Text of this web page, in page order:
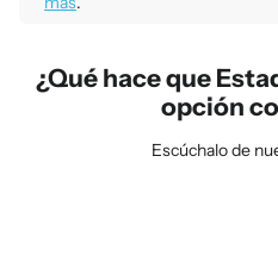
¿Qué hace que
opción
Escúchalo de